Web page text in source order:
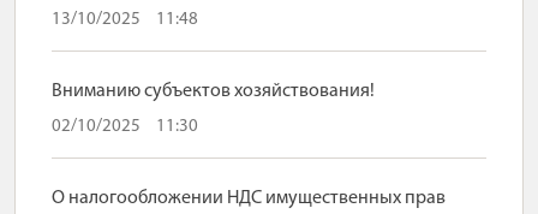
13/10/2025 11:48
Вниманию субъектов хозяйствования!
02/10/2025 11:30
О налогообложении НДС имущественных прав